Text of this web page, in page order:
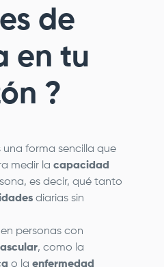
de
en tu
?
una forma sencilla que
medir la capacidad
es decir, qué tanto
diarias sin
personas con
, como la
o la enfermedad